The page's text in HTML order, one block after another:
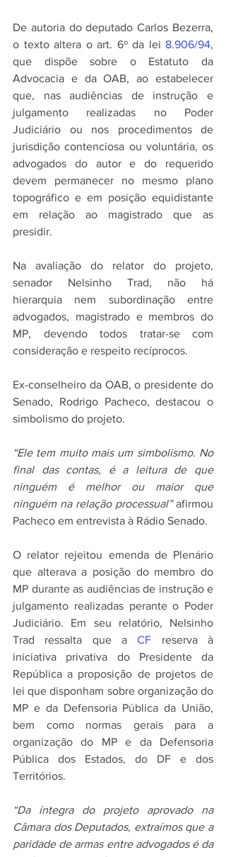
De autoria do deputado Carlos Bezerra,
o texto altera o art. 6º da lei 8.906/94,
que dispõe sobre o Estatuto da
Advocacia e da OAB, ao estabelecer
que, nas audiências de instrução e
julgamento realizadas no Poder
Judiciário ou nos procedimentos de
jurisdição contenciosa ou voluntária, os
advogados do autor e do requerido
devem permanecer no mesmo plano
topográfico e em posição equidistante
em relação ao magistrado que as
presidir.
Na avaliação do relator do projeto,
senador Nelsinho Trad, não há
hierarquia nem subordinação entre
advogados, magistrado e membros do
MP, devendo todos tratar-se com
consideração e respeito recíprocos.
Ex-conselheiro da OAB, o presidente do
Senado, Rodrigo Pacheco, destacou o
simbolismo do projeto.
“Ele tem muito mais um simbolismo. No
final das contas, é a leitura de que
ninguém é melhor ou maior que
ninguém na relação processual” afirmou
Pacheco em entrevista à Rádio Senado.
O relator rejeitou emenda de Plenário
que alterava a posição do membro do
MP durante as audiências de instrução e
julgamento realizadas perante o Poder
Judiciário. Em seu relatório, Nelsinho
Trad ressalta que a CF reserva à
iniciativa privativa do Presidente da
República a proposição de projetos de
lei que disponham sobre organização do
MP e da Defensoria Pública da União,
bem como normas gerais para a
organização do MP e da Defensoria
Pública dos Estados, do DF e dos
Territórios.
“Da íntegra do projeto aprovado na
Câmara dos Deputados, extraímos que a
paridade de armas entre advogados é da